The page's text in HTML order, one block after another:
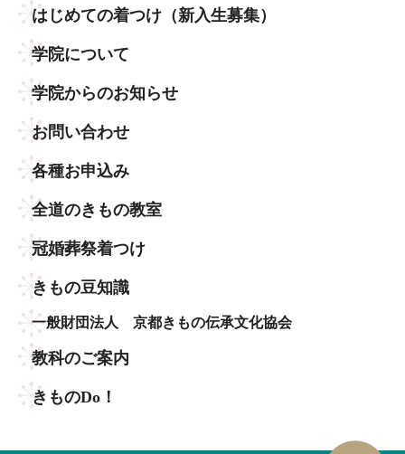
はじめての着つけ （新入生募集）
学院について
学院からのお知らせ
お問い合わせ
各種お申込み
全道のきもの教室
冠婚葬祭着つけ
きもの豆知識
一般財団法人 京都きもの伝承文化協会
教科のご案内
きものDo！